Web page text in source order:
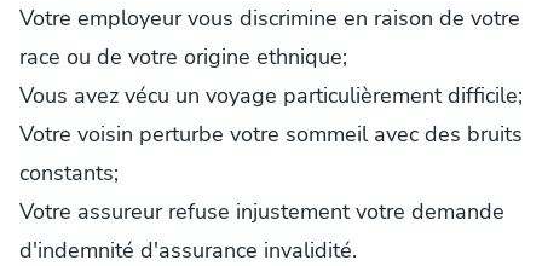
Votre employeur vous discrimine en raison de votre
race ou de votre origine ethnique;
Vous avez vécu un voyage particulièrement difficile;
Votre voisin perturbe votre sommeil avec des bruits
constants;
Votre assureur refuse injustement votre demande
d'indemnité d'assurance invalidité.